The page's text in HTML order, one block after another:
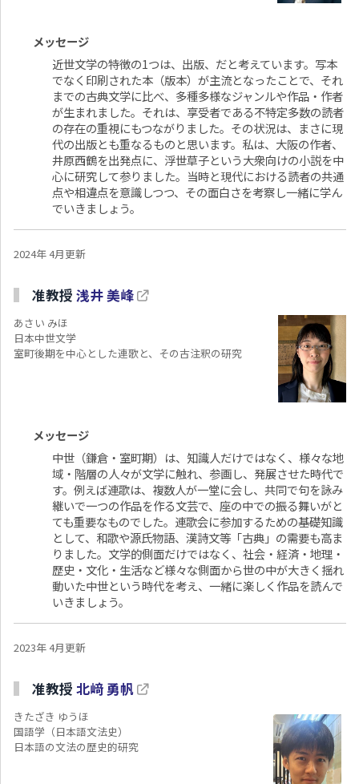
メッセージ
近世文学の特徴の1つは、出版、だと考えています。写本
でなく印刷された本（版本）が主流となったことで、それ
までの古典文学に比べ、多種多様なジャンルや作品・作者
が生まれました。それは、享受者である不特定多数の読者
の存在の重視にもつながりました。その状況は、まさに現
代の出版とも重なるものと思います。私は、大阪の作者、
井原西鶴を出発点に、浮世草子という大衆向けの小説を中
心に研究して参りました。当時と現代における読者の共通
点や相違点を意識しつつ、その面白さを考察し一緒に学ん
でいきましょう。
2024年 4月更新
准教授 浅井 美峰
あさい みほ
日本中世文学
室町後期を中心とした連歌と、その古注釈の研究
メッセージ
中世（鎌倉・室町期）は、知識人だけではなく、様々な地
域・階層の人々が文学に触れ、参画し、発展させた時代で
す。例えば連歌は、複数人が一堂に会し、共同で句を詠み
継いで一つの作品を作る文芸で、座の中での振る舞いがと
ても重要なものでした。連歌会に参加するための基礎知識
として、和歌や源氏物語、漢詩文等「古典」の需要も高ま
りました。文学的側面だけではなく、社会・経済・地理・
歴史・文化・生活など様々な側面から世の中が大きく揺れ
動いた中世という時代を考え、一緒に楽しく作品を読んで
いきましょう。
2023年 4月更新
准教授 北﨑 勇帆
きたざき ゆうほ
国語学（日本語文法史）
日本語の文法の歴史的研究